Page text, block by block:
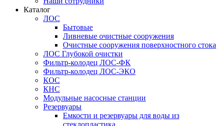
Каталог
ЛОС
Бытовые
Ливневые очистные сооружения
Очистные сооружения поверхностного стока
ЛОС Глубокой очистки
Фильтр-колодец ЛОС-ФК
Фильтр-колодец ЛОС-ЭКО
КОС
КНС
Модульные насосные станции
Резервуары
Емкости и резервуары для воды из
стеклопластика